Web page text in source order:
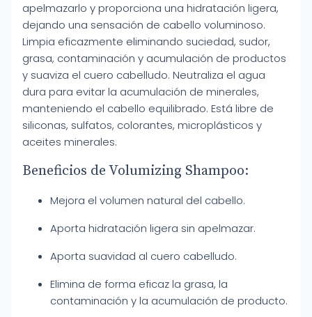
apelmazarlo y proporciona una hidratación ligera,
dejando una sensación de cabello voluminoso.
Limpia eficazmente eliminando suciedad, sudor,
grasa, contaminación y acumulación de productos
y suaviza el cuero cabelludo. Neutraliza el agua
dura para evitar la acumulación de minerales,
manteniendo el cabello equilibrado. Está libre de
siliconas, sulfatos, colorantes, microplásticos y
aceites minerales.
Beneficios de Volumizing Shampoo:
Mejora el volumen natural del cabello.
Aporta hidratación ligera sin apelmazar.
Aporta suavidad al cuero cabelludo.
Elimina de forma eficaz la grasa, la
contaminación y la acumulación de producto.